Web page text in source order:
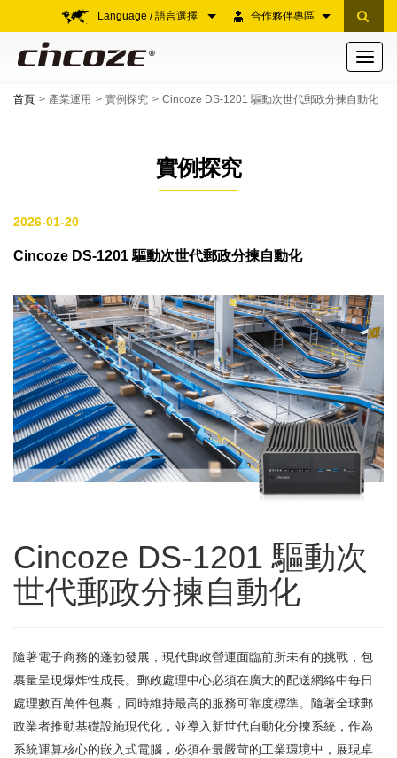
合作夥伴專區
Language / 語言選擇
Toggle
首頁 產業運用 實例探究 Cincoze DS-1201 驅動次世代郵政分揀自動化
實例探究
2026-01-20
Cincoze DS-1201 驅動次世代郵政分揀自動化
Cincoze DS-1201 驅動次
世代郵政分揀自動化
隨著電子商務的蓬勃發展，現代郵政營運面臨前所未有的挑戰，包
裹量呈現爆炸性成長。郵政處理中心必須在廣大的配送網絡中每日
處理數百萬件包裹，同時維持最高的服務可靠度標準。隨著全球郵
政業者推動基礎設施現代化，並導入新世代自動化分揀系統，作為
系統運算核心的嵌入式電腦，必須在最嚴苛的工業環境中，展現卓